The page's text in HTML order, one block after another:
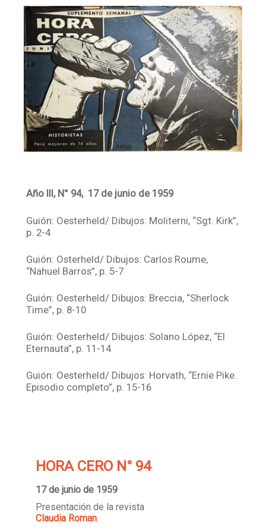
Facebook
Instagram
Twitter
Mail
Año III, N° 94, 17 de junio de 1959
Guión: Oesterheld/ Dibujos: Moliterni, “Sgt. Kirk”,
p. 2-4
Guión: Osterheld/ Dibujos: Carlos Roume,
“Nahuel Barros”, p. 5-7
Guión: Oesterheld/ Dibujos: Breccia, “Sherlock
Time”, p. 8-10
Guión: Oesterheld/ Dibujos: Solano López, “El
Eternauta”, p. 11-14
Guión: Oesterheld/ Dibujos: Horvath, “Ernie Pike.
Episodio completo”, p. 15-16
HORA CERO N° 94
17 de junio de 1959
Presentación de la revista
Claudia Roman